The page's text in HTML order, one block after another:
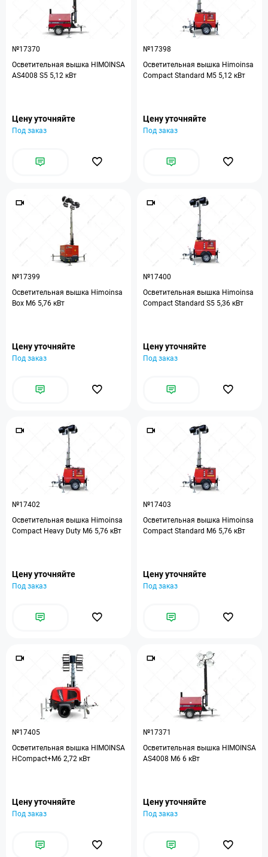
№17370
Осветительная вышка HIMOINSA
AS4008 S5 5,12 кВт
Цену уточняйте
Под заказ
№17398
Осветительная вышка Himoinsa
Compact Standard M5 5,12 кВт
Цену уточняйте
Под заказ
№17399
Осветительная вышка Himoinsa
Box M6 5,76 кВт
Цену уточняйте
Под заказ
№17400
Осветительная вышка Himoinsa
Compact Standard S5 5,36 кВт
Цену уточняйте
Под заказ
№17402
Осветительная вышка Himoinsa
Compact Heavy Duty M6 5,76 кВт
Цену уточняйте
Под заказ
№17403
Осветительная вышка Himoinsa
Compact Standard M6 5,76 кВт
Цену уточняйте
Под заказ
№17405
Осветительная вышка HIMOINSA
HCompact+M6 2,72 кВт
Цену уточняйте
Под заказ
№17371
Осветительная вышка HIMOINSA
AS4008 M6 6 кВт
Цену уточняйте
Под заказ